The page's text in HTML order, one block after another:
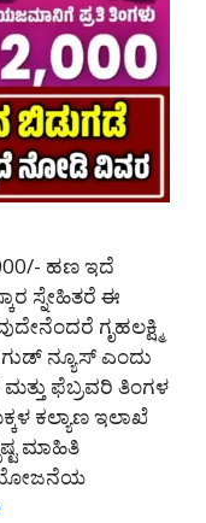
ಹಣ ಇದೆ
ಸ್ನೇಹಿತರೆ ಈ
ಗೃಹಲಕ್ಷ್ಮಿ
ನ್ಯೂಸ್ ಎಂದು
ಫೆಬ್ರವರಿ ತಿಂಗಳ
ಕಲ್ಯಾಣ ಇಲಾಖೆ
ಮಾಹಿತಿ
ಯೋಜನೆಯ